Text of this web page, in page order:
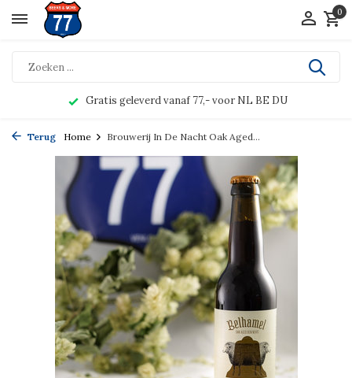
0
Gratis geleverd vanaf 77,- voor NL BE DU
Terug Home Brouwerij In De Nacht Oak Aged...